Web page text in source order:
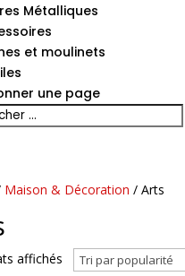
Métalliques
et moulinets
une page
Maison & Décoration / Arts
affichésTrié